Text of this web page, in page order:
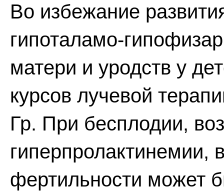
Во избежание
гипоталамо-
матери и уродств у
курсов лучевой
Гр. При бесплодии,
гиперпролактинемии,
фертильности может